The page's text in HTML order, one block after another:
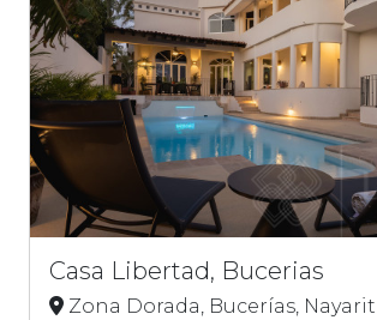
Casa Libertad, Bucerias
Zona Dorada, Bucerías, Nayarit